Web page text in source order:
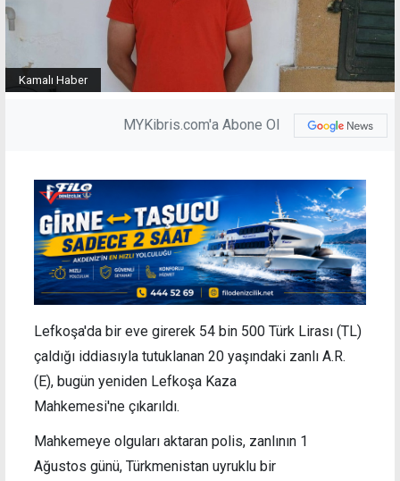
Kamalı Haber
MYKibris.com'a Abone Ol
Lefkoşa'da bir eve girerek 54 bin 500 Türk Lirası (TL)
çaldığı iddiasıyla tutuklanan 20 yaşındaki zanlı A.R.
(E), bugün yeniden Lefkoşa Kaza
Mahkemesi'ne çıkarıldı.
Mahkemeye olguları aktaran polis, zanlının 1
Ağustos günü, Türkmenistan uyruklu bir